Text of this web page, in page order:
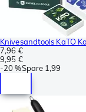
Knivesandtools KaTO
7,96 €
9,95 €
-20 %Spare 1,99